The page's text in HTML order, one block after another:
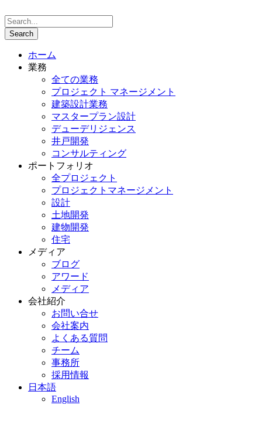
ホーム
業務
全ての業務
プロジェクト マネージメント
建築設計業務
マスタープラン設計
デューデリジェンス
井戸開発
コンサルティング
ポートフォリオ
全プロジェクト
プロジェクトマネージメント
設計
土地開発
建物開発
住宅
メディア
ブログ
アワード
メディア
会社紹介
お問い合せ
会社案内
よくある質問
チーム
事務所
採用情報
日本語
English